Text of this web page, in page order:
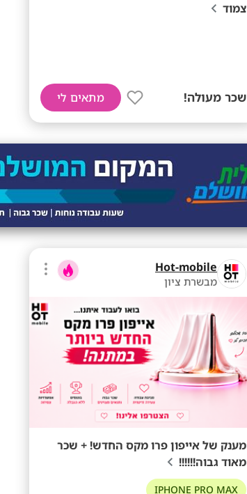
צמוד
שכר מעולה! מתאים לי
Hot-mobile
מבשרת ציון
מענק של אייפון פרו מקס החדש! + שכר
מאוד גבוה!!!!!!
IPHONE PRO MAX